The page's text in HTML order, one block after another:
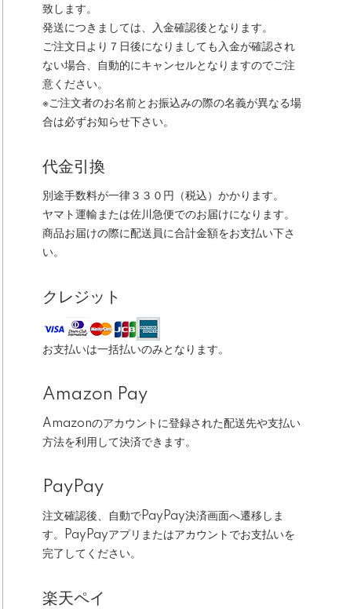
致します。
発送につきましては、入金確認後となります。
ご注文日より７日後になりましても入金が確認され
ない場合、自動的にキャンセルとなりますのでご注
意ください。
※ご注文者のお名前とお振込みの際の名義が異なる場
合は必ずお知らせ下さい。
代金引換
別途手数料が一律３３０円（税込）かかります。
ヤマト運輸または佐川急便でのお届けになります。
商品お届けの際に配送員に合計金額をお支払い下さ
い。
クレジット
お支払いは一括払いのみとなります。
Amazon Pay
Amazonのアカウントに登録された配送先や支払い
方法を利用して決済できます。
PayPay
注文確認後、自動でPayPay決済画面へ遷移しま
す。PayPayアプリまたはアカウントでお支払いを
完了してください。
楽天ペイ